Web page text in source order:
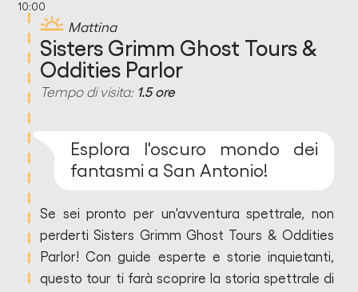
10:00
Mattina
Sisters Grimm Ghost Tours &
Oddities Parlor
Tempo di visita: 1.5 ore
Esplora l'oscuro mondo dei
fantasmi a San Antonio!
Se sei pronto per un'avventura spettrale, non
perderti Sisters Grimm Ghost Tours & Oddities
Parlor! Con guide esperte e storie inquietanti,
questo tour ti farà scoprire la storia spettrale di